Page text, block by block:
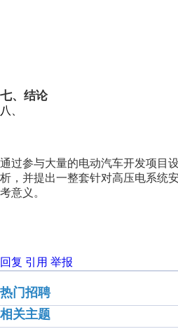
七、 结论
八、
通过参与大量的电动汽车开发项目
析，并提出一整套针对高压电系统
考意义。
回复 引用 举报
热门招聘
相关主题